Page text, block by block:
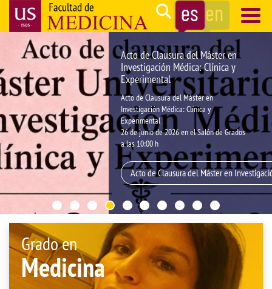
Pasar
contenido
principal
Search
Navegación
principal
Acto de Clausura del Máster en
Investigación Médica: Clínica y
Experimental
Acto de Clausura del Máster en
Investigación Médica: Clínica y
Experimental
26 de junio de 2026 en el Salón de Grados
a las 10:00 h
Acto de Clausura del Máster en
Grado en
Medicina